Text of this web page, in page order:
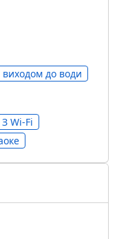
виходом до води
З Wi-Fi